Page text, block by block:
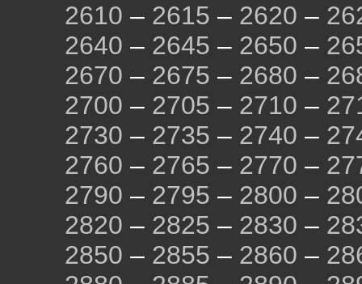
2610 – 2615 – 2620 –
2640 – 2645 – 2650 –
2670 – 2675 – 2680 –
2700 – 2705 – 2710 –
2730 – 2735 – 2740 –
2760 – 2765 – 2770 –
2790 – 2795 – 2800 –
2820 – 2825 – 2830 –
2850 – 2855 – 2860 –